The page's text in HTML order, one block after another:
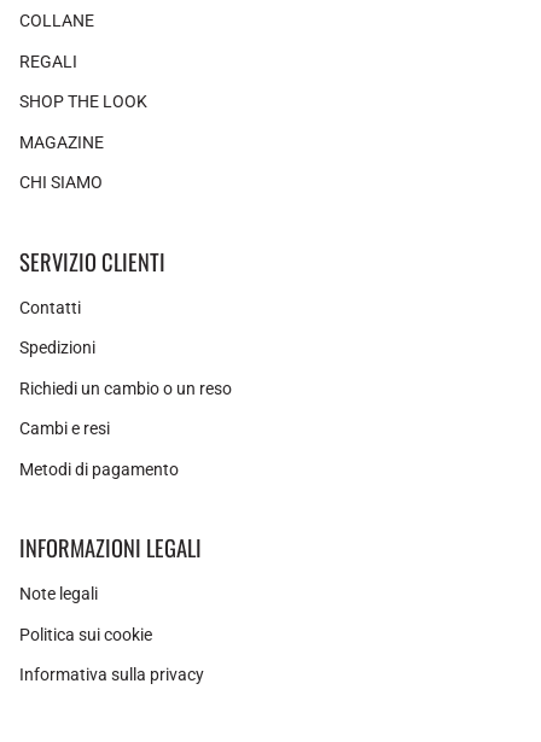
COLLANE
REGALI
SHOP THE LOOK
MAGAZINE
CHI SIAMO
SERVIZIO CLIENTI
Contatti
Spedizioni
Richiedi un cambio o un reso
Cambi e resi
Metodi di pagamento
INFORMAZIONI LEGALI
Note legali
Politica sui cookie
Informativa sulla privacy